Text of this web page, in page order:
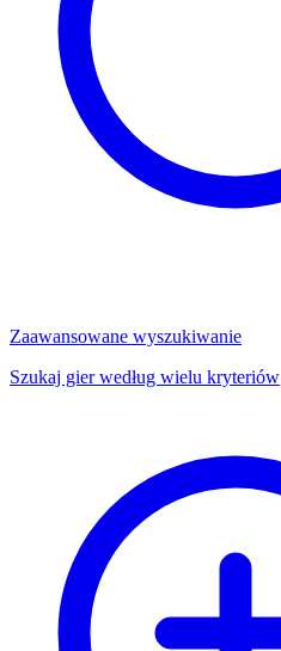
Zaawansowane wyszukiwanie
Szukaj gier według wielu kryteriów